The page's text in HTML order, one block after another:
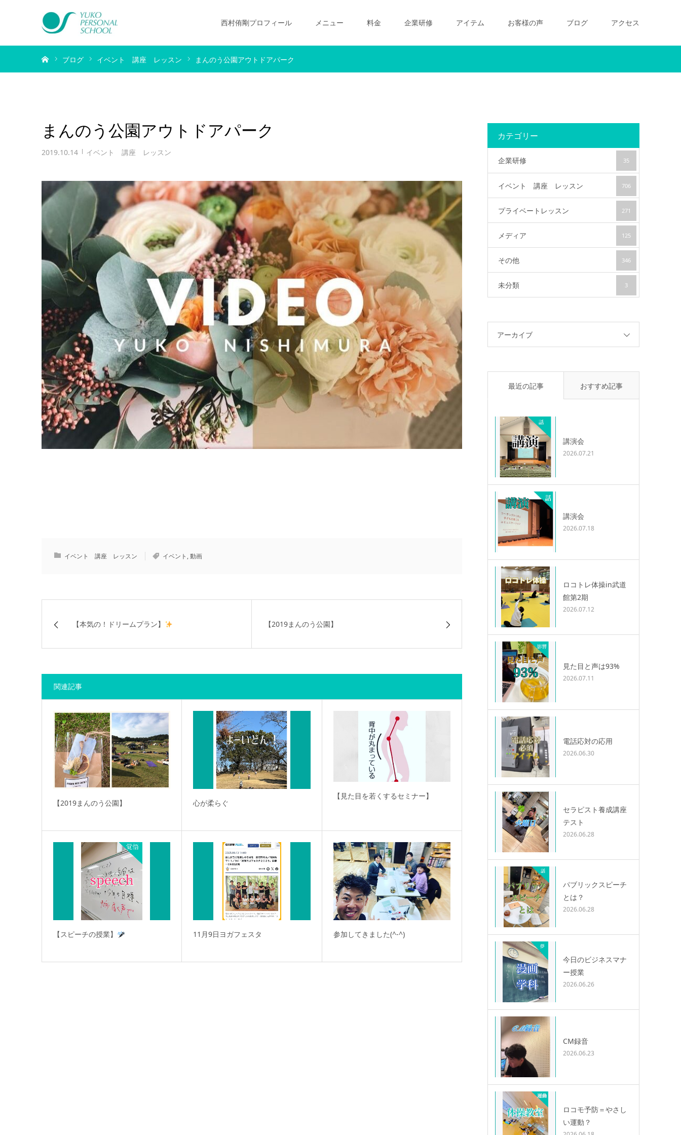
西村侑剛プロフィール メニュー 料金 企業研修 アイテム お客様の声 ブログ アクセス
ブログ イベント 講座 レッスン まんのう公園アウトドアパーク
まんのう公園アウトドアパーク
2019.10.14 イベント 講座 レッスン
イベント 講座 レッスン イベント ,動画
【本気の！ドリームプラン】 【2019まんのう公園】
関連記事
【2019まんのう公園】 心が柔らぐ
【見た目を若くするセミナー】
【スピーチの授業】 11月9日ヨガフェスタ 参加してきました(^-^)
カテゴリー
企業研修 35
イベント 講座 レッスン 706
プライベートレッスン 271
メディア 125
その他 346
未分類 3
アーカイブ
最近の記事 おすすめ記事
講演会
2026.07.21
講演会
2026.07.18
ロコトレ体操in武道
館第2期
2026.07.12
見た目と声は93%
2026.07.11
電話応対の応用
2026.06.30
セラピスト養成講座
テスト
2026.06.28
パブリックスピーチ
とは？
2026.06.28
今日のビジネスマナ
ー授業
2026.06.26
CM録音
2026.06.23
ロコモ予防＝やさし
い運動？